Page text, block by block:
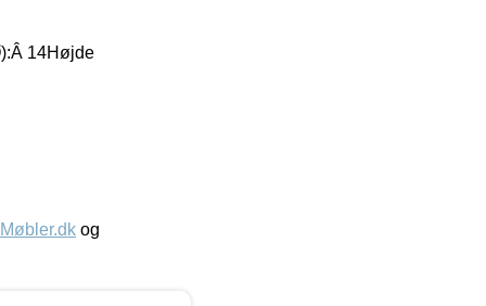
14Højde
og